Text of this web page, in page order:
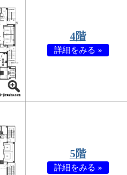
4階
詳細をみる »
5階
詳細をみる »